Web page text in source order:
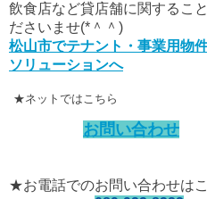
飲食店など貸店舗に関するこ
ださいませ(*＾＾)
松山市でテナント・事業用物
ソリューションへ
★ネットではこちら
お問い合わせ
★お電話でのお問い合わせは